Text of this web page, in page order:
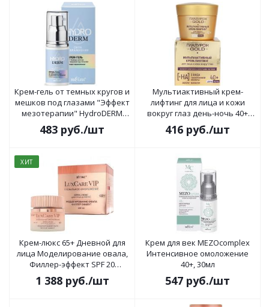
Крем-гель от темных кругов и
мешков под глазами "Эффект
мезотерапии" HydroDERM
Сила Увлажнения 30мл
483 руб./шт
Мультиактивный крем-
лифтинг для лица и кожи
вокруг глаз день-ночь 40+
Гиалурон GOLD 45мл
416 руб./шт
ХИТ
Крем-люкс 65+ Дневной для
лица Моделирование овала,
Филлер-эффект SPF 20
LuxCare VIP 50 мл
1 388руб./шт
Крем для век MEZOcomplex
Интенсивное омоложение
40+, 30мл
547 руб./шт